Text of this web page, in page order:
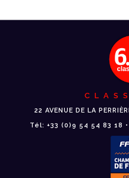
22 AVENUE DE LA
Tél: +33 (0)9 54 54 83 18 •